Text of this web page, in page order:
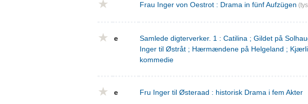
Frau Inger von Oestrot : Drama in fünf Aufzügen
e
Samlede digterverker. 1 : Catilina ; Gildet på
Inger til Østråt ; Hærmændene på Helgeland ;
kommedie
e Fru Inger til Østeraad : historisk Drama i fem Akter